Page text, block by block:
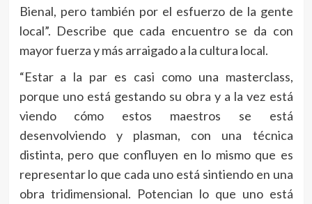
Bienal, pero también por el esfuerzo de la gente
local”. Describe que cada encuentro se da con
mayor fuerza y más arraigado a la cultura local.
“Estar a la par es casi como una masterclass,
porque uno está gestando su obra y a la vez está
viendo cómo estos maestros se está
desenvolviendo y plasman, con una técnica
distinta, pero que confluyen en lo mismo que es
representar lo que cada uno está sintiendo en una
obra tridimensional. Potencian lo que uno está